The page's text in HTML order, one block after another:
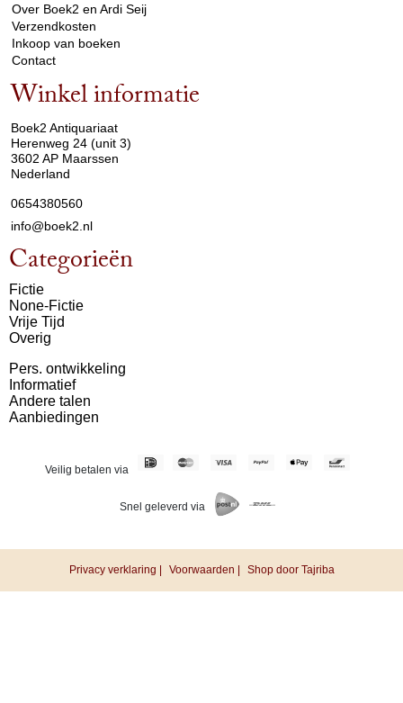
Over Boek2 en Ardi Seij
Verzendkosten
Inkoop van boeken
Contact
Winkel informatie
Boek2 Antiquariaat
Herenweg 24 (unit 3)
3602 AP Maarssen
Nederland
0654380560
info@boek2.nl
Categorieën
Fictie
None-Fictie
Vrije Tijd
Overig
Pers. ontwikkeling
Informatief
Andere talen
Aanbiedingen
Veilig betalen via
Snel geleverd via
Privacy verklaring | Voorwaarden | Shop door Tajriba